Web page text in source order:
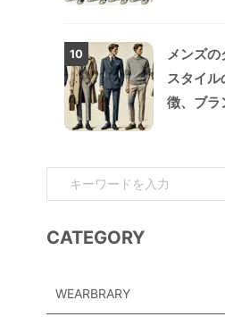
10
メンズの
スタイル
徴、ブラ
CATEGORY
WEARBRARY